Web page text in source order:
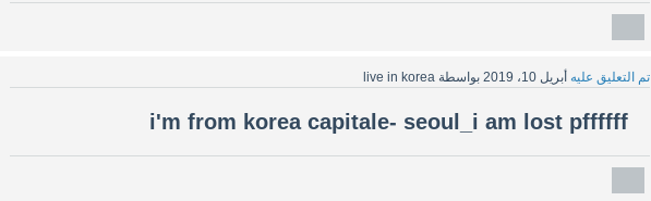
تم التعليق عليه أبريل 10، 2019 بواسطة live in korea
i'm from korea capitale- seoul_i am lost pffffff